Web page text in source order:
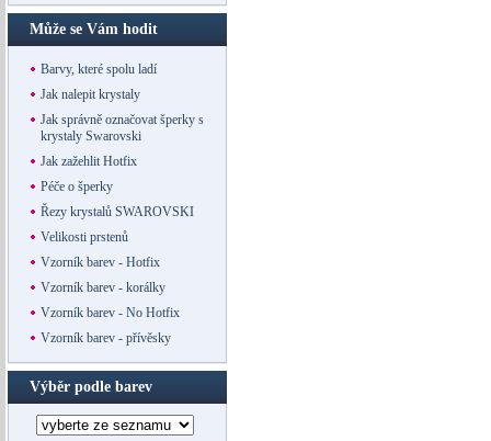
Může se Vám hodit
Barvy, které spolu ladí
Jak nalepit krystaly
Jak správně označovat šperky s
krystaly Swarovski
Jak zažehlit Hotfix
Péče o šperky
Řezy krystalů SWAROVSKI
Velikosti prstenů
Vzorník barev - Hotfix
Vzorník barev - korálky
Vzorník barev - No Hotfix
Vzorník barev - přívěsky
Výběr podle barev